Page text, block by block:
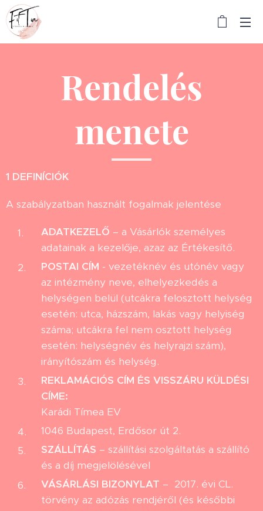
Rendelés
menete
1 DEFINÍCIÓK
A szabályzatban használt fogalmak jelentése
ADATKEZELŐ – a Vásárlók személyes
adatainak a kezelője, azaz az Értékesítő.
POSTAI CÍM - vezetéknév és utónév vagy
az intézmény neve, elhelyezkedés a
helységen belül (utcákra felosztott helység
esetén: utca, házszám, lakás vagy helyiség
száma; utcákra fel nem osztott helység
esetén: helységnév és helyrajzi szám),
irányítószám és helység.
REKLAMÁCIÓS CÍM ÉS VISSZÁRU KÜLDÉSI
CÍME:
Karádi Tímea EV
1046 Budapest, Erdősor út 2.
SZÁLLÍTÁS – szállítási szolgáltatás a szállító
és a díj megjelölésével
VÁSÁRLÁSI BIZONYLAT – 2017. évi CL.
törvény az adózás rendjéről (és későbbi